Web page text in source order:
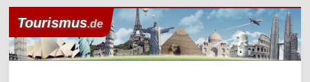
Tourismus.de